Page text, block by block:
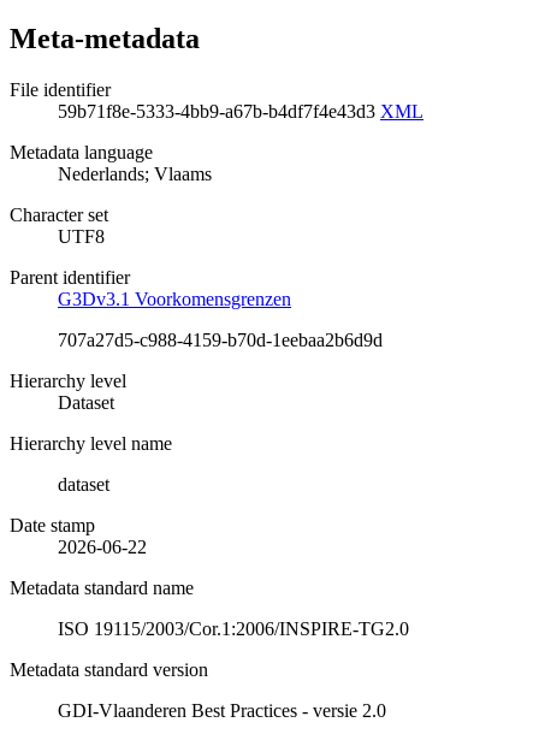
Meta-metadata
File identifier
59b71f8e-5333-4bb9-a67b-b4df7f4e43d3 XML
Metadata language
Nederlands; Vlaams
Character set
UTF8
Parent identifier
G3Dv3.1 Voorkomensgrenzen
707a27d5-c988-4159-b70d-1eebaa2b6d9d
Hierarchy level
Dataset
Hierarchy level name
dataset
Date stamp
2026-06-22
Metadata standard name
ISO 19115/2003/Cor.1:2006/INSPIRE-TG2.0
Metadata standard version
GDI-Vlaanderen Best Practices - versie 2.0